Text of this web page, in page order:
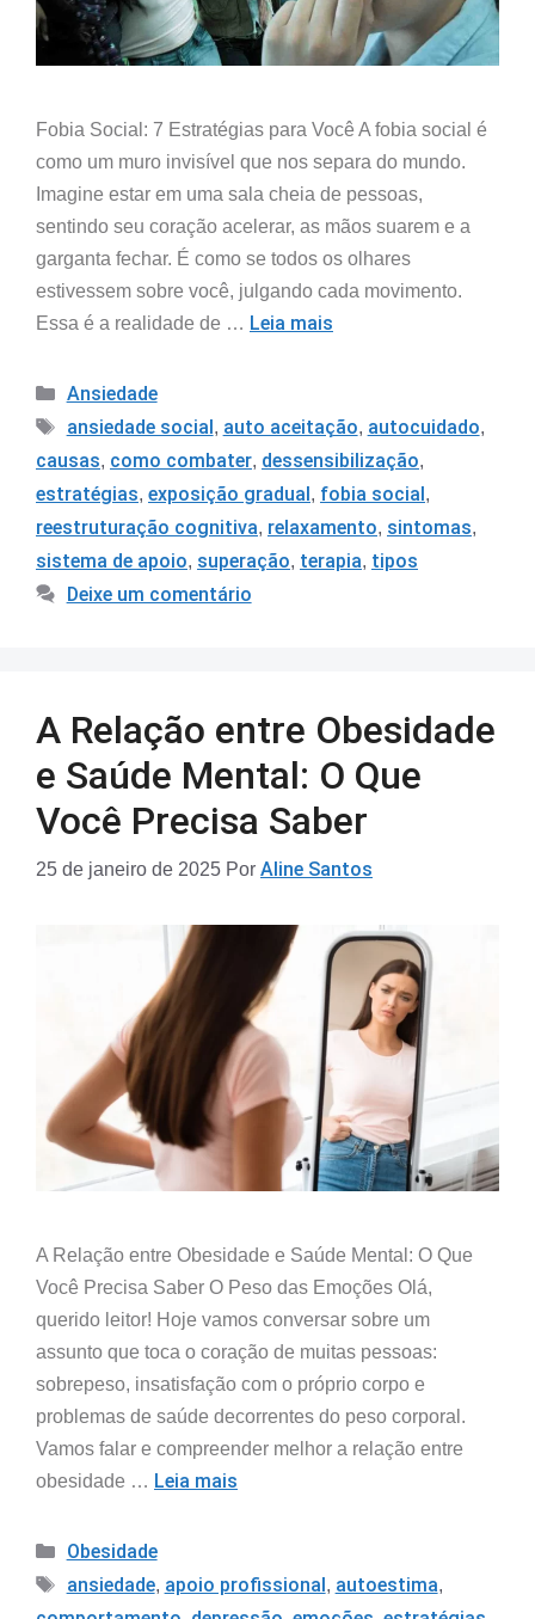
Fobia Social: 7 Estratégias para Você A fobia social é
como um muro invisível que nos separa do mundo.
Imagine estar em uma sala cheia de pessoas,
sentindo seu coração acelerar, as mãos suarem e a
garganta fechar. É como se todos os olhares
estivessem sobre você, julgando cada movimento.
Essa é a realidade de … Leia mais
Ansiedade
ansiedade social, auto aceitação, autocuidado,
causas, como combater, dessensibilização,
estratégias, exposição gradual, fobia social,
reestruturação cognitiva, relaxamento, sintomas,
sistema de apoio, superação, terapia, tipos
Deixe um comentário
A Relação entre Obesidade
e Saúde Mental: O Que
Você Precisa Saber
25 de janeiro de 2025 Por Aline Santos
A Relação entre Obesidade e Saúde Mental: O Que
Você Precisa Saber O Peso das Emoções Olá,
querido leitor! Hoje vamos conversar sobre um
assunto que toca o coração de muitas pessoas:
sobrepeso, insatisfação com o próprio corpo e
problemas de saúde decorrentes do peso corporal.
Vamos falar e compreender melhor a relação entre
obesidade … Leia mais
Obesidade
ansiedade, apoio profissional, autoestima,